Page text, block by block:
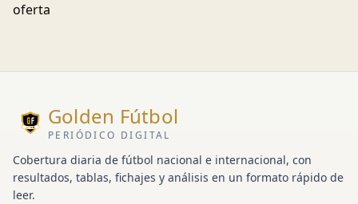
oferta
Golden Fútbol
PERIÓDICO DIGITAL
Cobertura diaria de fútbol nacional e internacional, con
resultados, tablas, fichajes y análisis en un formato rápido de
leer.